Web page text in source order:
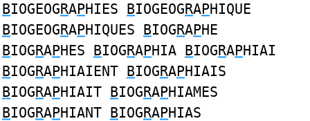
BIOGEOGRAPHIES BIOGEOGRAPHIQUE
BIOGEOGRAPHIQUES BIOGRAPHE
BIOGRAPHES BIOGRAPHIA BIOGRAPHIAI
BIOGRAPHIAIENT BIOGRAPHIAIS
BIOGRAPHIAIT BIOGRAPHIAMES
BIOGRAPHIANT BIOGRAPHIAS